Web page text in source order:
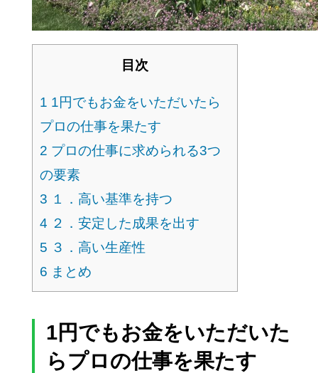
目次
1 1円でもお金をいただいたら
プロの仕事を果たす
2 プロの仕事に求められる3つ
の要素
3 １．高い基準を持つ
4 ２．安定した成果を出す
5 ３．高い生産性
6 まとめ
1円でもお金をいただいた
らプロの仕事を果たす